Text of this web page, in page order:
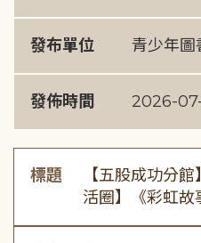
發布單位 青少年圖
發佈時間 2026-
標題
【五股成功分
活圈】《彩虹故